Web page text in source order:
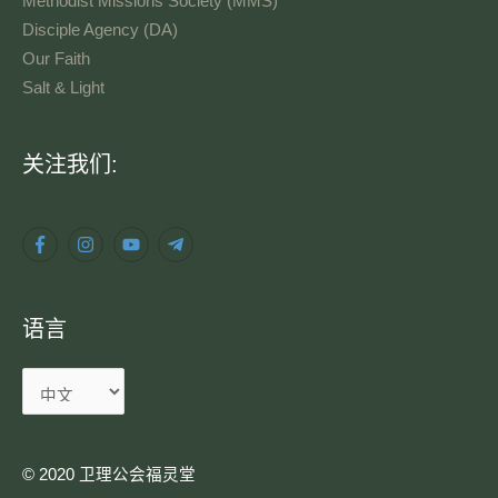
Disciple Agency (DA)
Our Faith
Salt & Light
关注我们:
语言
语
© 2020 卫理公会福灵堂​